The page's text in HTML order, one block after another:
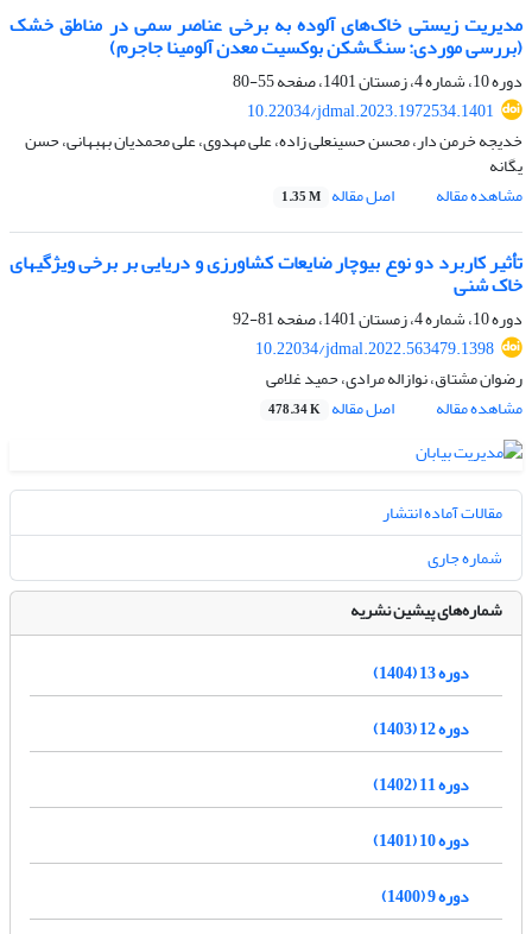
مدیریت زیستی خاک‌های آلوده به برخی عناصر سمی در مناطق خشک
(بررسی موردی: سنگ‌شکن بوکسیت معدن آلومینا جاجرم)
دوره 10، شماره 4، زمستان 1401، صفحه
55-80
10.22034/jdmal.2023.1972534.1401
خدیجه خرمن دار، محسن حسینعلی زاده، علی مهدوی، علی محمدیان بهبهانی، حسن
یگانه
مشاهده مقاله
اصل مقاله 1.35 M
تأثیر کاربرد دو نوع بیوچار ضایعات کشاورزی و دریایی بر برخی ویژگی‏های
خاک شنی
دوره 10، شماره 4، زمستان 1401، صفحه
81-92
10.22034/jdmal.2022.563479.1398
رضوان مشتاق، نوازاله مرادی، حمید غلامی
مشاهده مقاله
اصل مقاله 478.34 K
مقالات آماده انتشار
شماره جاری
شماره‌های پیشین نشریه
دوره 13 (1404)
دوره 12 (1403)
دوره 11 (1402)
دوره 10 (1401)
دوره 9 (1400)